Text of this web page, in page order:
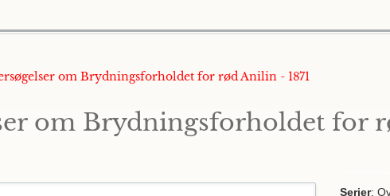
om Brydningsforholdet for rød Anilin - 1871
om Brydningsforholdet for
Serier: